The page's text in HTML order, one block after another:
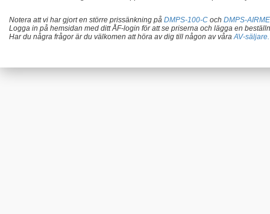
Notera att vi har gjort en större prissänkning på DMPS-100-C och DMPS-
Logga in på hemsidan med ditt ÅF-login för att se priserna och lägga en
Har du några frågor är du välkomen att höra av dig till någon av våraAV-säljare.